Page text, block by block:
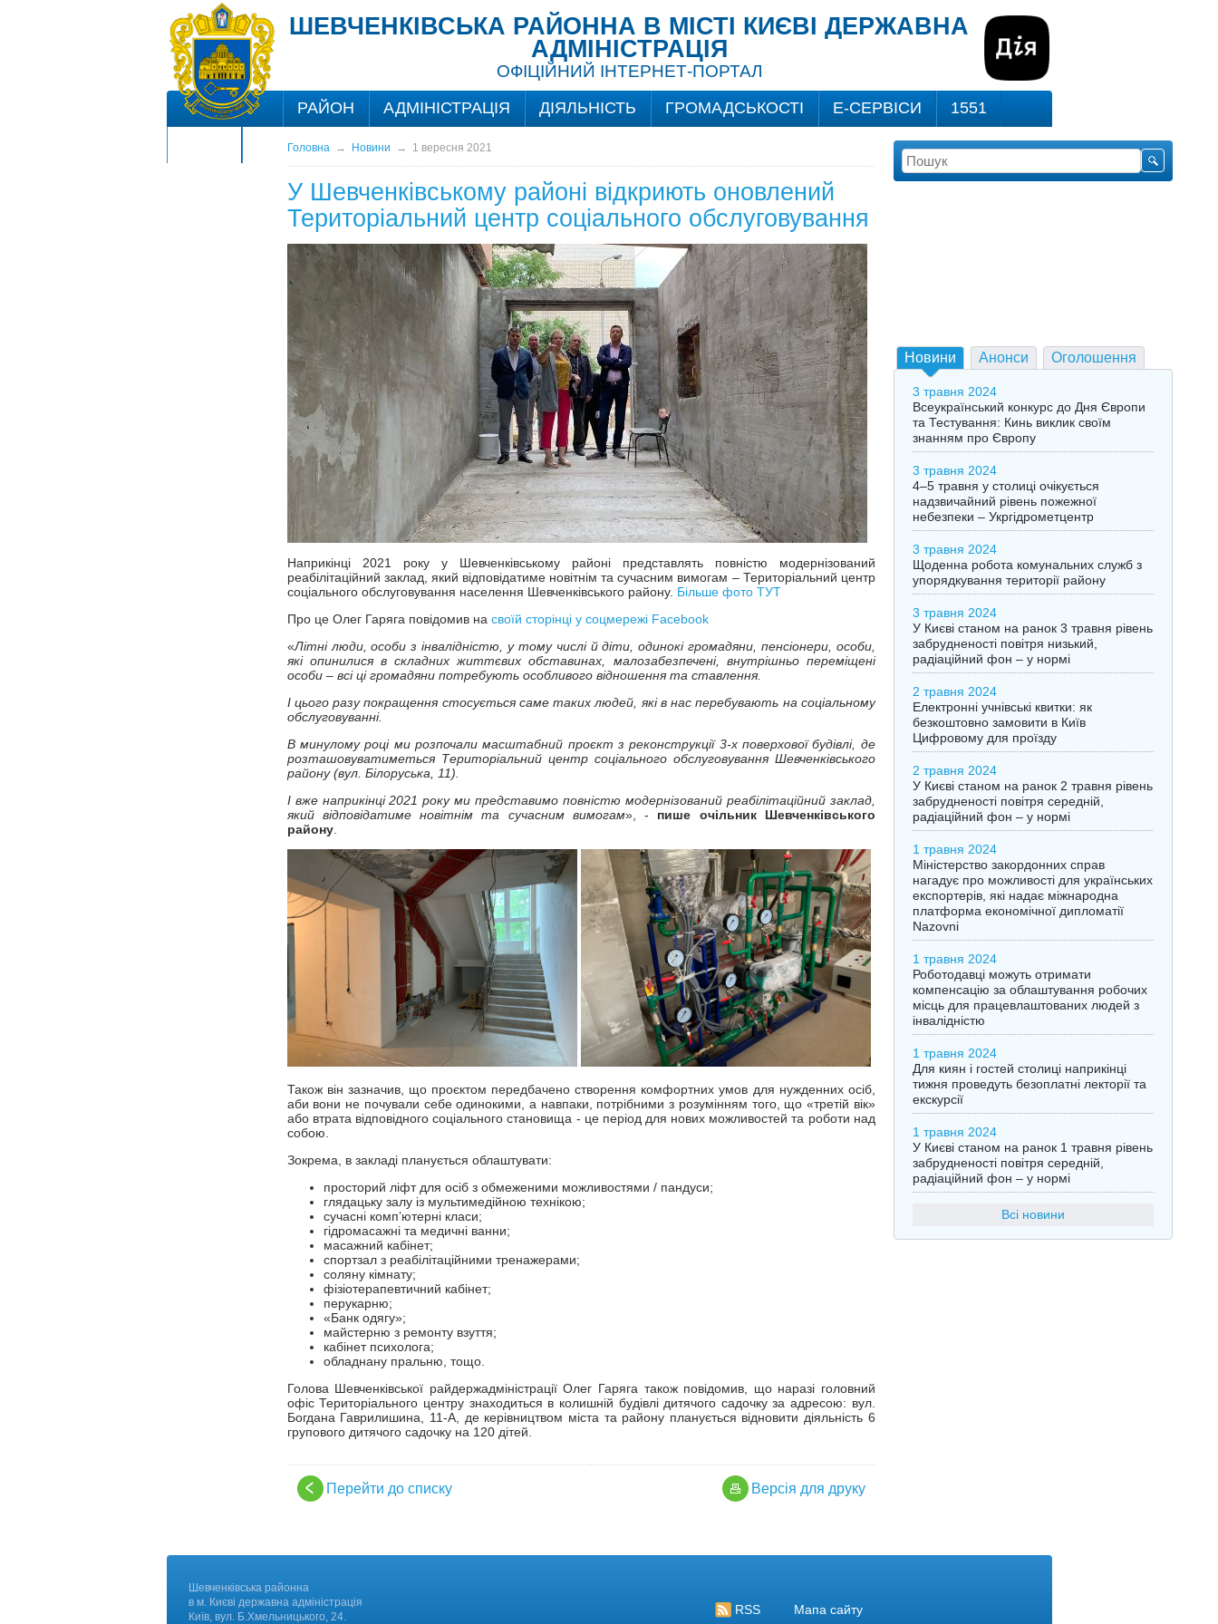
ШЕВЧЕНКІВСЬКА РАЙОННА В МІСТІ КИЄВІ ДЕРЖАВНА
АДМІНІСТРАЦІЯ
ОФІЦІЙНИЙ ІНТЕРНЕТ-ПОРТАЛ
РАЙОН АДМІНІСТРАЦІЯ ДІЯЛЬНІСТЬ ГРОМАДСЬКОСТІ Е-СЕРВІСИ
1551
Головна→ Новини → 1 вересня 2021
У Шевченківському районі відкриють оновлений
Територіальний центр соціального обслуговування
Наприкінці 2021 року у Шевченківському районі представлять повністю модернізований
реабілітаційний заклад, який відповідатиме новітнім та сучасним вимогам – Територіальний центр
соціального обслуговування населення Шевченківського району. Більше фото ТУТ
Про це Олег Гаряга повідомив на своїй сторінці у соцмережі Facebook
«Літні люди, особи з інвалідністю, у тому числі й діти, одинокі громадяни, пенсіонери, особи,
які опинилися в складних життєвих обставинах, малозабезпечені, внутрішньо переміщені
особи – всі ці громадяни потребують особливого відношення та ставлення.
І цього разу покращення стосується саме таких людей, які в нас перебувають на соціальному
обслуговуванні.
В минулому році ми розпочали масштабний проєкт з реконструкції 3-х поверхової будівлі, де
розташовуватиметься Територіальний центр соціального обслуговування Шевченківського
району (вул. Білоруська, 11).
І вже наприкінці 2021 року ми представимо повністю модернізований реабілітаційний заклад,
який відповідатиме новітнім та сучасним вимогам», - пише очільник Шевченківського
району.
Також він зазначив, що проєктом передбачено створення комфортних умов для нужденних осіб,
аби вони не почували себе одинокими, а навпаки, потрібними з розумінням того, що «третій вік»
або втрата відповідного соціального становища - це період для нових можливостей та роботи над
собою.
Зокрема, в закладі планується облаштувати:
просторий ліфт для осіб з обмеженими можливостями / пандуси;
глядацьку залу із мультимедійною технікою;
сучасні комп’ютерні класи;
гідромасажні та медичні ванни;
масажний кабінет;
спортзал з реабілітаційними тренажерами;
соляну кімнату;
фізіотерапевтичний кабінет;
перукарню;
«Банк одягу»;
майстерню з ремонту взуття;
кабінет психолога;
обладнану пральню, тощо.
Голова Шевченківської райдержадміністрації Олег Гаряга також повідомив, що наразі головний
офіс Територіального центру знаходиться в колишній будівлі дитячого садочку за адресою: вул.
Богдана Гаврилишина, 11-А, де керівництвом міста та району планується відновити діяльність 6
групового дитячого садочку на 120 дітей.
Перейти до списку Версiя для друку
Новини Анонси Оголошення
3 травня 2024
Всеукраїнський конкурс до Дня Європи
та Тестування: Кинь виклик своїм
знанням про Європу
3 травня 2024
4–5 травня у столиці очікується
надзвичайний рівень пожежної
небезпеки – Укргідрометцентр
3 травня 2024
Щоденна робота комунальних служб з
упорядкування території району
3 травня 2024
У Києві станом на ранок 3 травня рівень
забрудненості повітря низький,
радіаційний фон – у нормі
2 травня 2024
Електронні учнівські квитки: як
безкоштовно замовити в Київ
Цифровому для проїзду
2 травня 2024
У Києві станом на ранок 2 травня рівень
забрудненості повітря середній,
радіаційний фон – у нормі
1 травня 2024
Міністерство закордонних справ
нагадує про можливості для українських
експортерів, які надає міжнародна
платформа економічної дипломатії
Nazovni
1 травня 2024
Роботодавці можуть отримати
компенсацію за облаштування робочих
місць для працевлаштованих людей з
інвалідністю
1 травня 2024
Для киян і гостей столиці наприкінці
тижня проведуть безоплатні лекторії та
екскурсії
1 травня 2024
У Києві станом на ранок 1 травня рівень
забрудненості повітря середній,
радіаційний фон – у нормі
Всі новини
Шевченківська районна
в м. Києві державна адміністрація
Київ, вул. Б.Хмельницького, 24.
RSS Мапа сайту